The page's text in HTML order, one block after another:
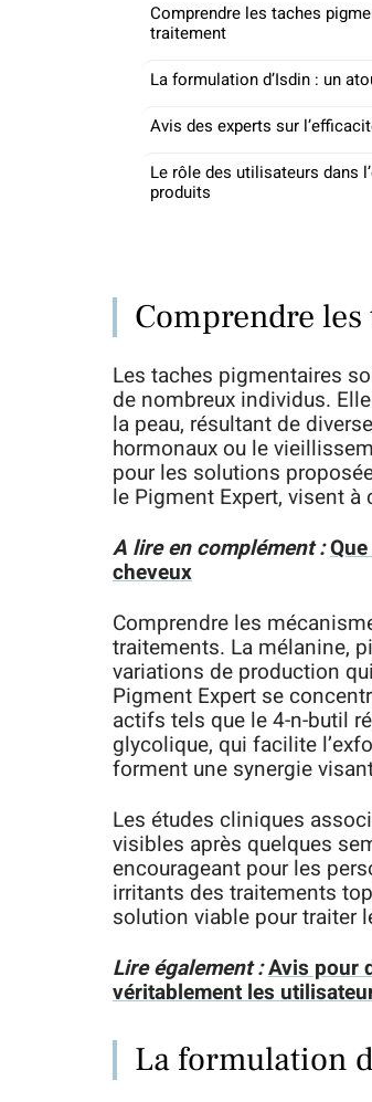
Comprendre les taches
traitement
La formulation d’Isdin : un
Avis des experts sur
Le rôle des utilisateurs dans
produits
Comprendre
Les taches pigmentaires
de nombreux individus.
la peau, résultant de
hormonaux ou le
pour les solutions
le Pigment Expert, visent
A lire en complément :
cheveux
Comprendre les
traitements. La mélanine,
variations de production
Pigment Expert se
actifs tels que le 4-n-butil
glycolique, qui facilite
forment une synergie
Les études cliniques
visibles après quelques
encourageant pour les
irritants des traitements
solution viable pour traiter
Lire également :Avis pour
véritablement les
La formulation